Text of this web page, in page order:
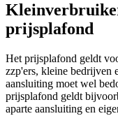
prijsplafond
Het prijsplafond geldt
zzp'ers, kleine bedrijven
aansluiting moet wel
prijsplafond geldt
aparte aansluiting en